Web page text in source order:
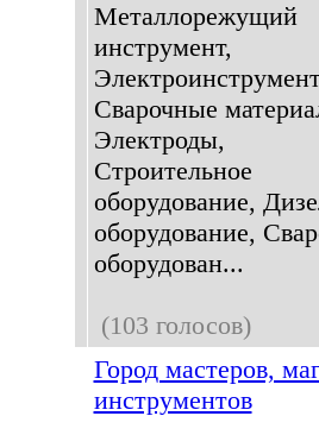
Металлорежущий
инструмент,
Сварочные
Электроды,
Строительное
оборудование,
оборудование,
оборудован...
(103 голосов)
Город мастеров,
инструментов